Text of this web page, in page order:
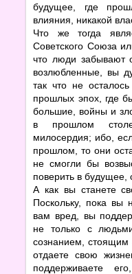
будущее, где
влияния, никакой
Что же тогда
Советского Союза
что люди забывают
возлюбленные, вы
так что не
прошлых эпох, где
большие, войны и
в прошлом
милосердия; ибо,
прошлом, то они
не смогли бы
поверить в будущее,
А как вы станете
Поскольку, пока вы
вам вред, вы
не только с
сознанием, стоящим
отдаете свою
поддерживаете